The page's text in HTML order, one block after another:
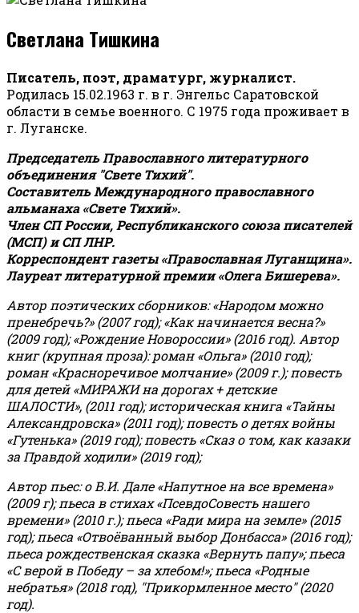
Светлана Тишкина
Писатель, поэт, драматург, журналист.
Родилась 15.02.1963 г. в г. Энгельс Саратовской
области в семье военного. С 1975 года проживает в
г. Луганске.
Председатель Православного литературного
объединения "Свете Тихий".
Составитель Международного православного
альманаха «Свете Тихий».
Член СП России, Республиканского союза писателей
(МСП) и СП ЛНР.
Корреспондент газеты «Православная Луганщина».
Лауреат литературной премии «Олега Бишерева».
Автор поэтических сборников: «Народом можно
пренебречь?» (2007 год); «Как начинается весна?»
(2009 год); «Рождение Новороссии» (2016 год). Автор
книг (крупная проза): роман «Ольга» (2010 год);
роман «Красноречивое молчание» (2009 г.); повесть
для детей «МИРАЖИ на дорогах + детские
ШАЛОСТИ», (2011 год); историческая книга «Тайны
Александровска» (2011 год); повесть о детях войны
«Гутенька» (2019 год); повесть «Сказ о том, как казаки
за Правдой ходили» (2019 год);
Автор пьес: о В.И. Дале «Напутное на все времена»
(2009 г); пьеса в стихах «ПсевдоСовесть нашего
времени» (2010 г.); пьеса «Ради мира на земле» (2015
год); пьеса «Отвоёванный выбор Донбасса» (2016 год);
пьеса рождественская сказка «Вернуть папу»; пьеса
«С верой в Победу – за хлебом!»;пьеса «Родные
небратья» (2018 год), "Прикормленное место" (2020
год).